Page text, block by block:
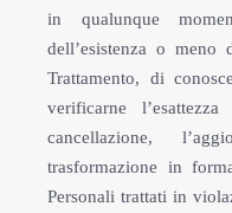
in qualunque
dell’esistenza o meno
Trattamento, di
verificarne
cancellazione,
trasformazione in
Personali trattati in